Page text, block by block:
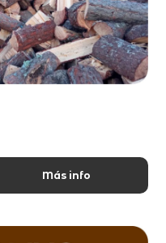
Más info